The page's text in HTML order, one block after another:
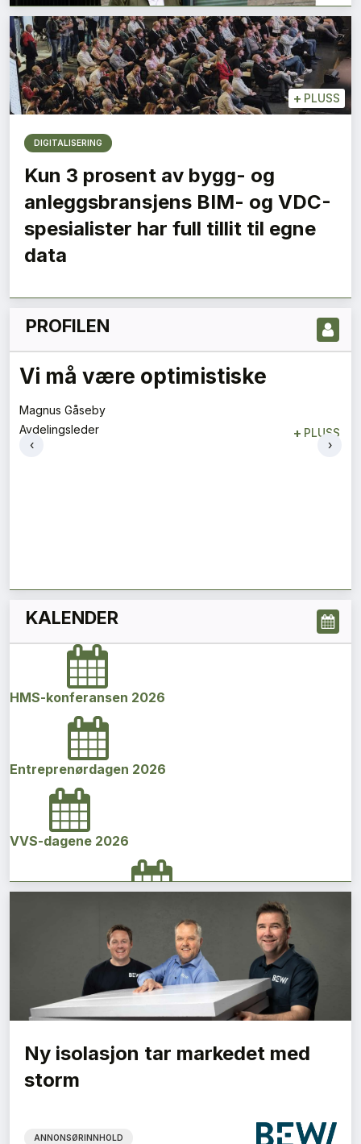
LES NYESTE UTGIVELSE HER
+ PLUSS
DIGITALISERING
Kun 3 prosent av bygg- og
anleggsbransjens BIM- og VDC-
spesialister har full tillit til egne
data
PROFILEN
+ PLUSS
Vi må være optimistiske
Magnus Gåseby
Avdelingsleder
‹
›
KALENDER
HMS-konferansen 2026
Entreprenørdagen 2026
VVS-dagene 2026
Norges bygg- og eiendomskonferanse 2026
Vi Bygger Vestland 2026
Byggenæringens Klimakonferanse 2026
Ny isolasjon tar markedet med
storm
ANNONSØRINNHOLD